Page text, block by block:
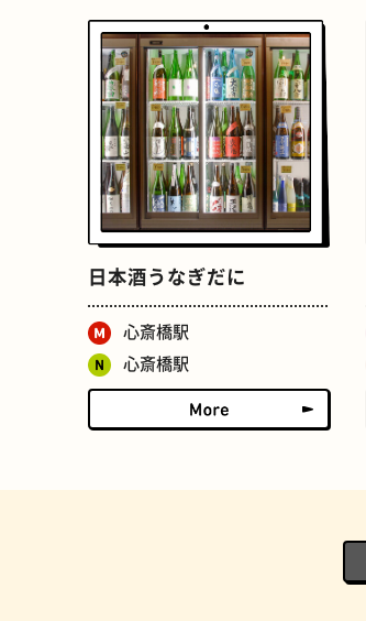
ドーナツ
日本酒うなぎだに
心斎橋駅
心斎橋駅